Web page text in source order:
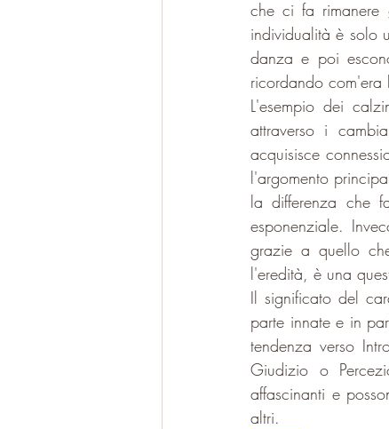
che ci fa rimanere
individualità è solo
danza e poi
ricordando com'era
L'esempio dei
attraverso i
acquisisce
l'argomento
la differenza che
esponenziale.
grazie a quello
l'eredità, è una
Il significato del
parte innate e in
tendenza verso
Giudizio o
affascinanti e
altri.